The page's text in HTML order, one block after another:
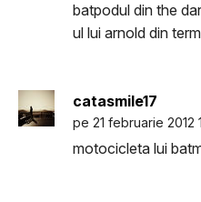
batpodul din the
ul lui arnold din
catasmile17
pe 21 februarie 2012
motocicleta lui